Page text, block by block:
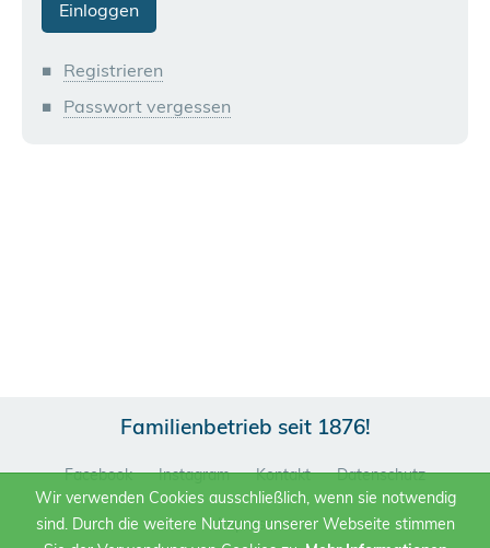
Registrieren
Passwort vergessen
Familienbetrieb seit 1876!
Facebook Instagram Kontakt Datenschutz
Impressum
Wir verwenden Cookies ausschließlich, wenn sie notwendig
sind. Durch die weitere Nutzung unserer Webseite stimmen